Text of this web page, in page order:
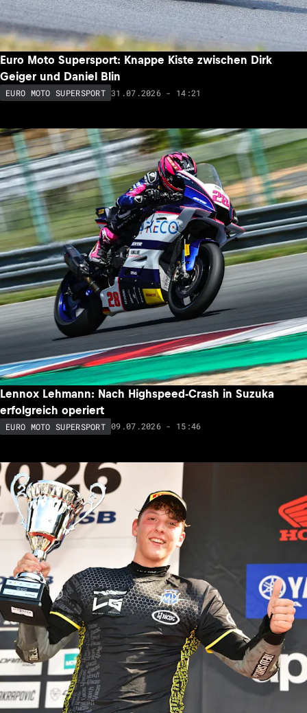
Euro Moto Supersport: Knappe Kiste zwischen Dirk
Geiger und Daniel Blin
EURO MOTO SUPERSPORT 31.07.2026 - 14:21
Lennox Lehmann: Nach Highspeed-Crash in Suzuka
erfolgreich operiert
EURO MOTO SUPERSPORT 09.07.2026 - 15:46